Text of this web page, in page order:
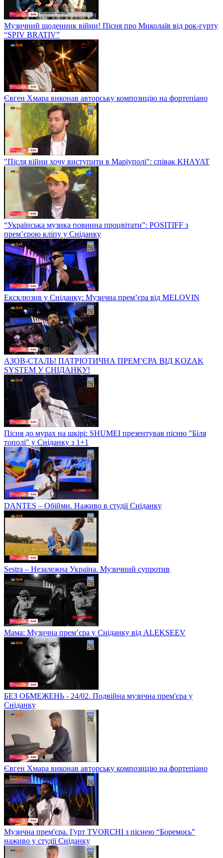
Музичний щоденник війни! Пісня про Миколаїв від рок-гурту
“SPIV BRATIV”
Євген Хмара виконав авторську композицію на фортепіано
"Після війни хочу виступити в Маріуполі": співак KHAYAT
“Українська музика повинна процвітати”: POSITIFF з
прем’єрою кліпу у Сніданку
Ексклюзив у Сніданку: Музична прем’єра від MELOVIN
АЗОВ-СТАЛЬ! ПАТРІОТИЧНА ПРЕМ’ЄРА ВІД KOZAK
SYSTEM У СНІДАНКУ!
Пісня до мурах на шкірі: SHUMEI презентував пісню "Біля
тополі" у Сніданку з 1+1
DANTES – Обійми. Наживо в студії Сніданку
Sestra – Незалежна Україна. Музичний супротив
Мама: Музична прем’єра у Сніданку від ALEKSEEV
БЕЗ ОБМЕЖЕНЬ - 24/02. Подвійна музична прем'єра у
Сніданку
Євген Хмара виконав авторську композицію на фортепіано
Музична прем'єра. Гурт TVORCHI з піснею “Боремось”
наживо у студії Сніданку